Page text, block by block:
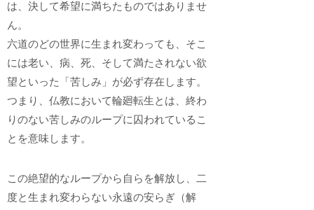
は、決して希望に満ちたものではありませ
ん。
六道のどの世界に生まれ変わっても、そこ
には老い、病、死、そして満たされない欲
望といった「苦しみ」が必ず存在します。
つまり、仏教において輪廻転生とは、終わ
りのない苦しみのループに囚われているこ
とを意味します。
この絶望的なループから自らを解放し、二
度と生まれ変わらない永遠の安らぎ（解